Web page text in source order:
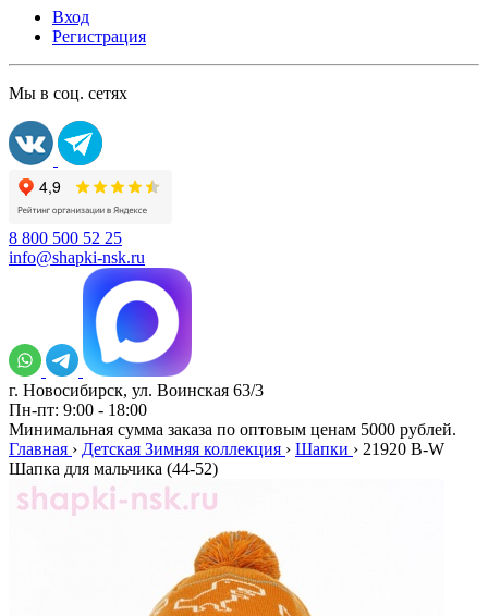
Вход
Регистрация
Мы в соц. сетях
8 800 500 52 25
info@shapki-nsk.ru
г. Новосибирск, ул. Воинская 63/3
Пн-пт: 9:00 - 18:00
Минимальная сумма заказа по оптовым ценам 5000 рублей.
Главная › Детская Зимняя коллекция › Шапки › 21920 B-W
Шапка для мальчика (44-52)